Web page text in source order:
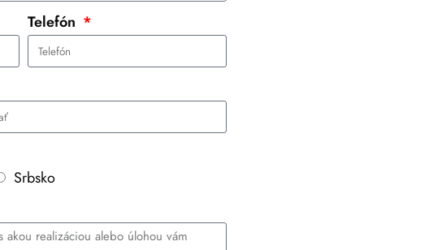
Telefón
Srbsko